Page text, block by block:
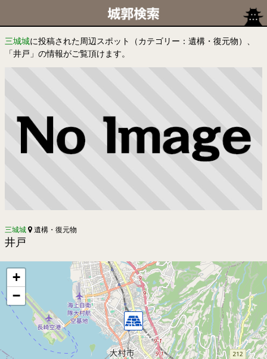
三城城に投稿された周辺スポット（カテゴリー：遺構・復元物）、
「井戸」の情報がご覧頂けます。
三城城 遺構・復元物
井戸
+
−